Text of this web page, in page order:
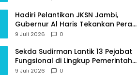
Hadiri Pelantikan JKSN Jambi,
Gubernur Al Haris Tekankan Peran
Guru dan Kiai Jaga Moral
9 Juli 2026 0
Sekda Sudirman Lantik 13 Pejabat
Fungsional di Lingkup Pemerintah
Provinsi Jambi
9 Juli 2026 0